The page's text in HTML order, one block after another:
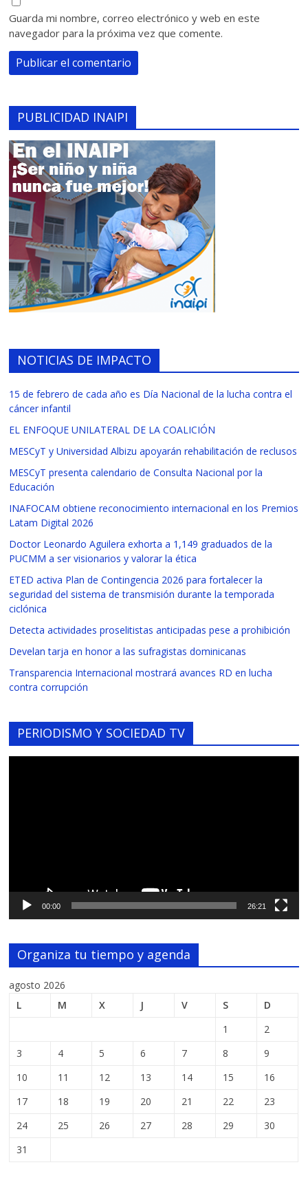
Guarda mi nombre, correo electrónico y web en este
navegador para la próxima vez que comente.
PUBLICIDAD INAIPI
NOTICIAS DE IMPACTO
15 de febrero de cada año es Día Nacional de la lucha contra el
cáncer infantil
EL ENFOQUE UNILATERAL DE LA COALICIÓN
MESCyT y Universidad Albizu apoyarán rehabilitación de reclusos
MESCyT presenta calendario de Consulta Nacional por la
Educación
INAFOCAM obtiene reconocimiento internacional en los Premios
Latam Digital 2026
Doctor Leonardo Aguilera exhorta a 1,149 graduados de la
PUCMM a ser visionarios y valorar la ética
ETED activa Plan de Contingencia 2026 para fortalecer la
seguridad del sistema de transmisión durante la temporada
ciclónica
Detecta actividades proselitistas anticipadas pese a prohibición
Develan tarja en honor a las sufragistas dominicanas
Transparencia Internacional mostrará avances RD en lucha
contra corrupción
PERIODISMO Y SOCIEDAD TV
00:00 26:21
Organiza tu tiempo y agenda
agosto 2026
L
M X J V S
D
1
2
3
4 5 6 7 8
9
10
11 12 13 14 15
16
17
18 19 20 21 22
23
24
25 26 27 28 29
30
31